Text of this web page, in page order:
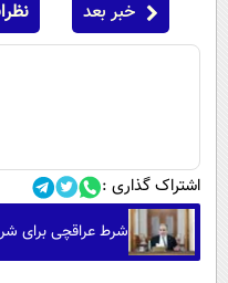
خبر بعد
اشتراک گذاری :
شرط عراقچی برای